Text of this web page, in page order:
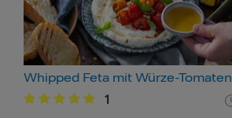
Whipped Feta mit Würze-Tomaten
1